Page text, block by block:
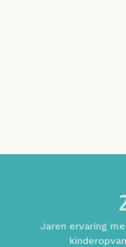
Jaren ervaring